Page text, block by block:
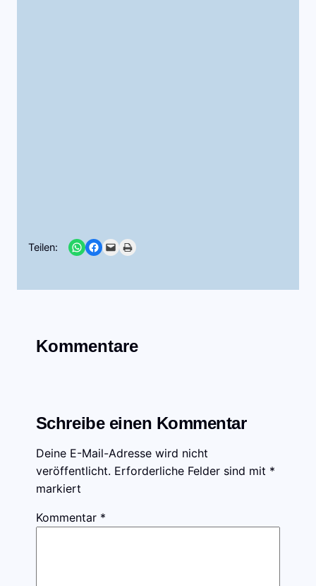
Teilen: Share on WhatsApp
Share on Facebook
Email this PagePrint this Page
Kommentare
Schreibe einen Kommentar
Deine E-Mail-Adresse wird nicht
veröffentlicht. Erforderliche Felder sind mit *
markiert
Kommentar *